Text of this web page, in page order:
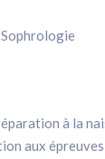
à la
aux